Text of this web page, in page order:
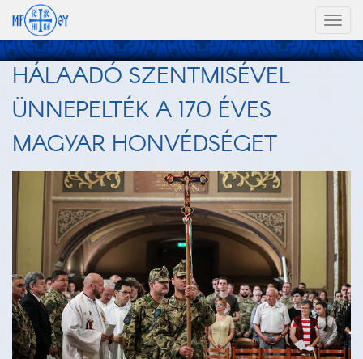
HÁLAADÓ SZENTMISÉVEL
ÜNNEPELTÉK A 170 ÉVES
MAGYAR HONVÉDSÉGET